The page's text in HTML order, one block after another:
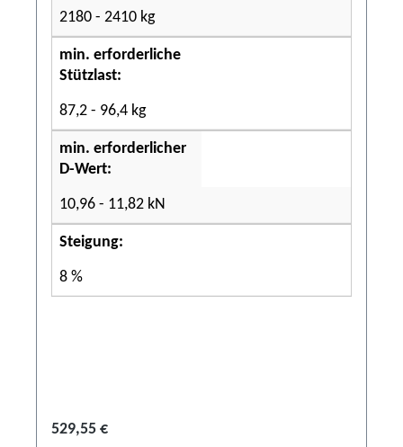
2180 - 2410 kg
min. erforderliche
Stützlast:
87,2 - 96,4 kg
min. erforderlicher
D-Wert:
10,96 - 11,82 kN
Steigung:
8 %
529,55 €